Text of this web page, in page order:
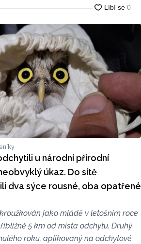
u národní přírodní
úkaz. Do sítě
dva sýce rousné, oba opatřené
jako mládě v letošním roce
5 km od místa odchytu. Druhý
roku, aplikovaný na odchytové